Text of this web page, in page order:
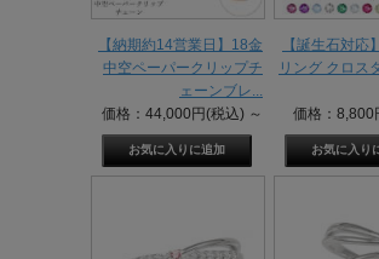
【納期約14営業日】18金
中空ペーパークリップチ
ェーンブレ...
価格：44,000円(税込) ～
【誕生石対応
リング クロス
価格：8,800